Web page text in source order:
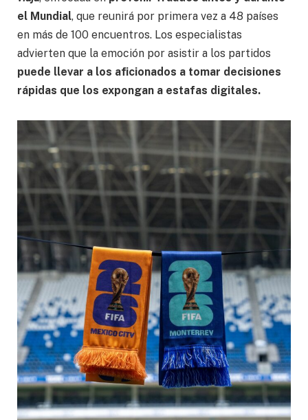
el Mundial, que reunirá por primera vez a 48 países
en más de 100 encuentros. Los especialistas
advierten que la emoción por asistir a los partidos
puede llevar a los aficionados a tomar decisiones
rápidas que los expongan a estafas digitales.